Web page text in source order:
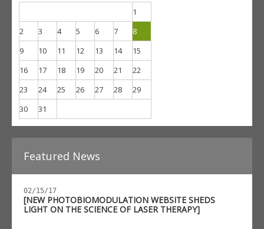
1
2
3 4 5 6 7
8
9
10 11 12 13 14
15
16
17 18 19 20 21
22
23
24 25 26 27 28
29
30
31
Featured News
02/15/17
[NEW PHOTOBIOMODULATION WEBSITE SHEDS
LIGHT ON THE SCIENCE OF LASER THERAPY]